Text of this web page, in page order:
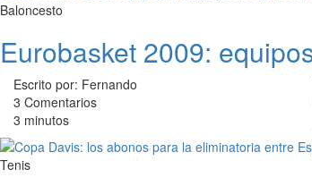
Baloncesto
Eurobasket 2009:
Escrito por: Fernando
3 Comentarios
3 minutos
Tenis